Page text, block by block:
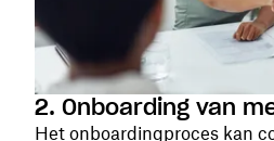
2. Onboarding van
Het onboardingproces kan